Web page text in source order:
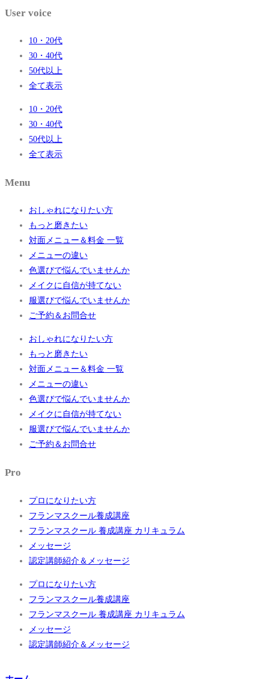
User voice
10・20代
30・40代
50代以上
全て表示
10・20代
30・40代
50代以上
全て表示
Menu
おしゃれになりたい方
もっと磨きたい
対面メニュー＆料金 一覧
メニューの違い
色選びで悩んでいませんか
メイクに自信が持てない
服選びで悩んでいませんか
ご予約＆お問合せ
おしゃれになりたい方
もっと磨きたい
対面メニュー＆料金 一覧
メニューの違い
色選びで悩んでいませんか
メイクに自信が持てない
服選びで悩んでいませんか
ご予約＆お問合せ
Pro
プロになりたい方
フランマスクール養成講座
フランマスクール 養成講座 カリキュラム
メッセージ
認定講師紹介＆メッセージ
プロになりたい方
フランマスクール養成講座
フランマスクール 養成講座 カリキュラム
メッセージ
認定講師紹介＆メッセージ